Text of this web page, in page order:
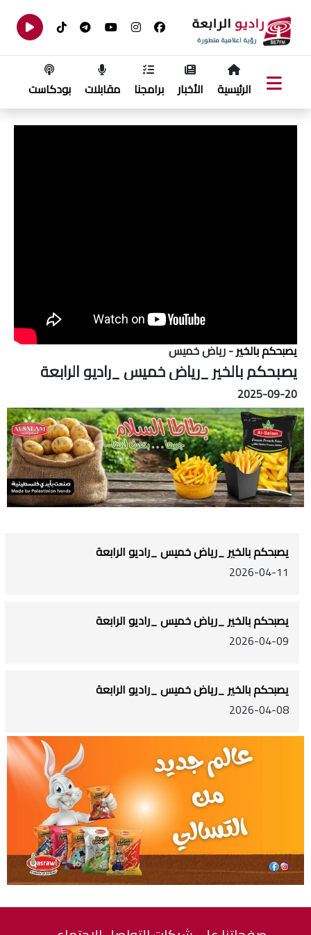
الرئيسية الأخبار برامجنا مقابلات بودكاست
يصبحكم بالخير- رياض خميس
يصبحكم بالخير _رياض خميس _راديو الرابعة
2025-09-20
يصبحكم بالخير _رياض خميس _راديو الرابعة
2026-04-11
يصبحكم بالخير _رياض خميس _راديو الرابعة
2026-04-09
يصبحكم بالخير _رياض خميس _راديو الرابعة
2026-04-08